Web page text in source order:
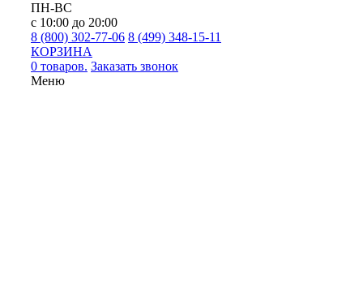
ПН-ВС
с 10:00 до 20:00
8 (800) 302-77-06 8 (499) 348-15-11
КОРЗИНА
0 товаров. Заказать звонок
Меню